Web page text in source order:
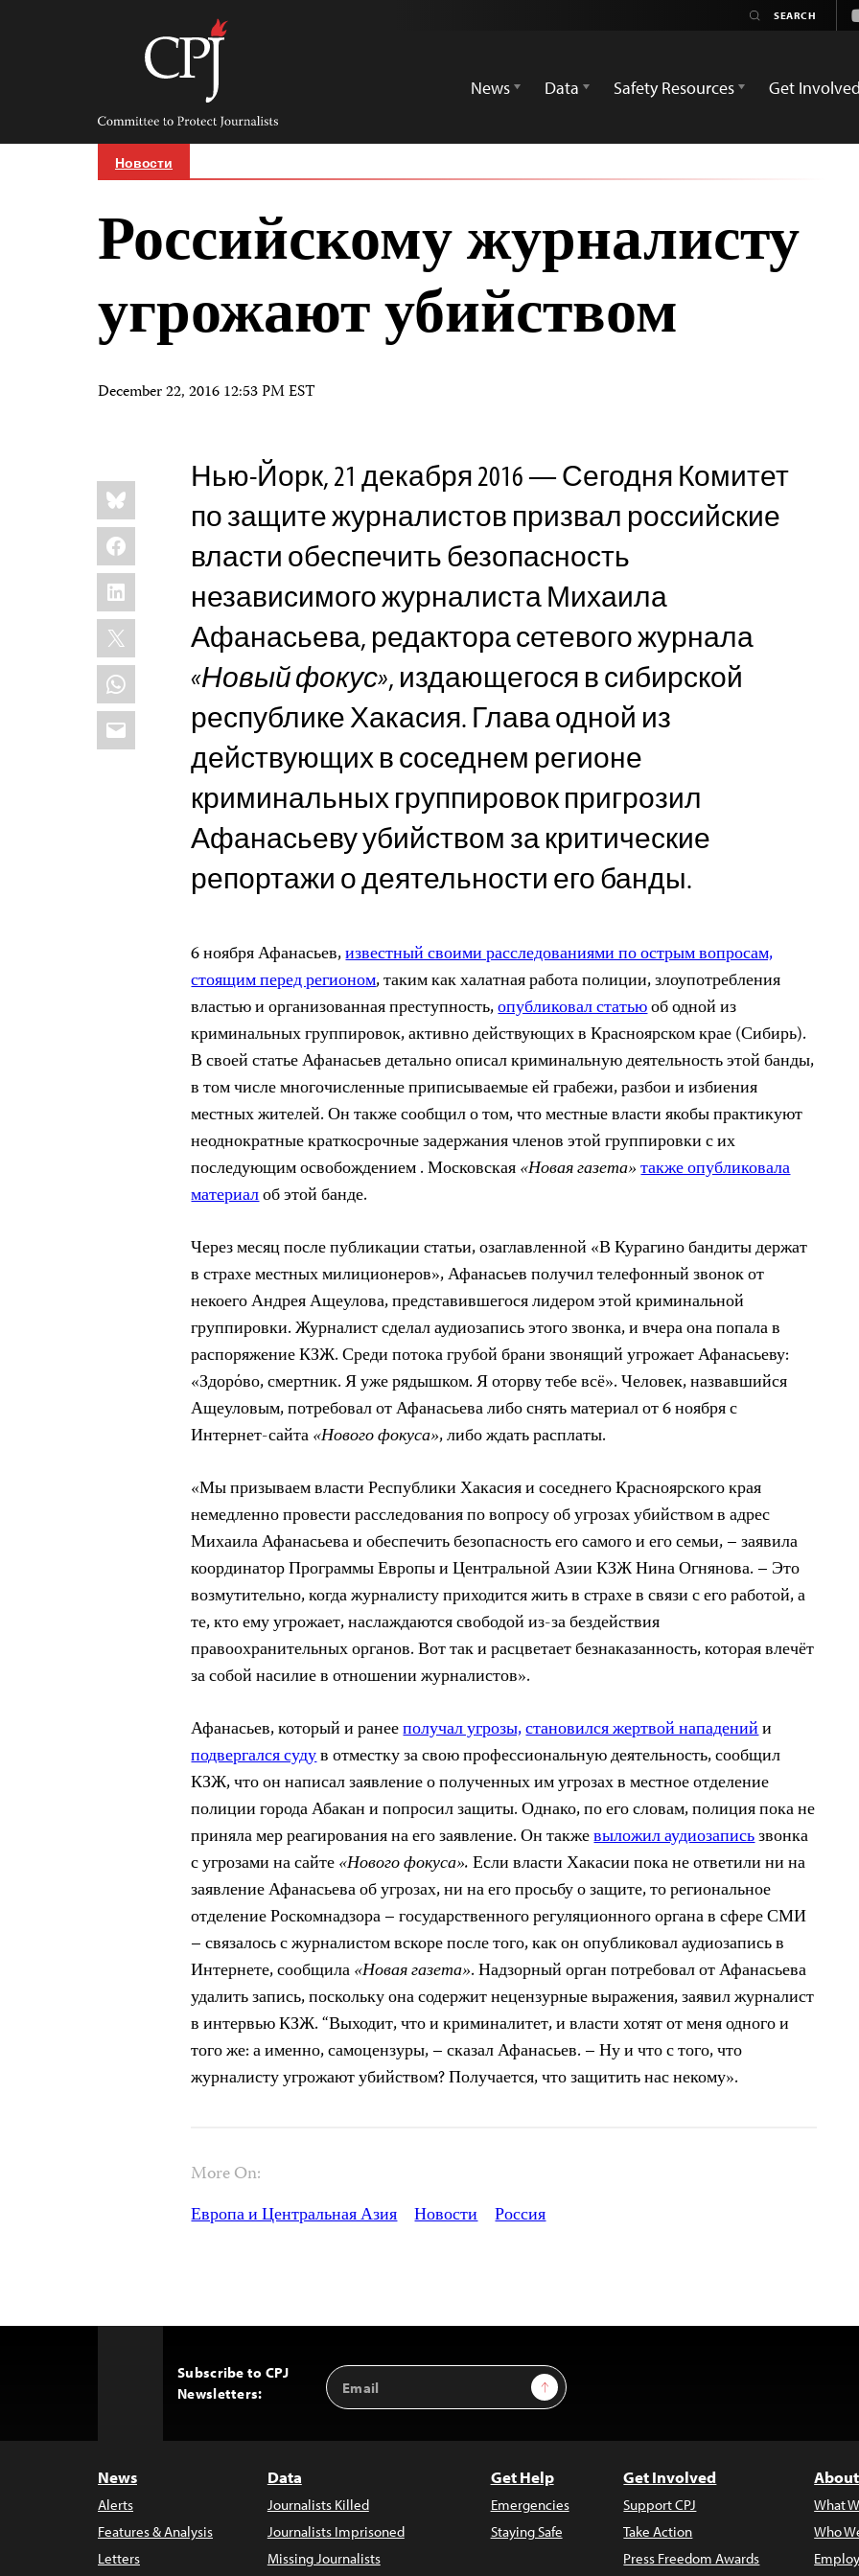
Committee
Protect
Journalists
News
Data Safety Resources Get Involved
Новости
Российскому журналисту
угрожают убийством
December 22, 2016 12:53 PM EST
Share
this:
Bluesky
Facebook
LinkedIn
X
WhatsApp
Email
Нью-Йорк, 21 декабря 2016 — Сегодня Комитет
по защите журналистов призвал российские
власти обеспечить безопасность
независимого журналиста Михаила
Афанасьева, редактора сетевого журнала
«Новый фокус», издающегося в сибирской
республике Хакасия. Глава одной из
действующих в соседнем регионе
криминальных группировок пригрозил
Афанасьеву убийством за критические
репортажи о деятельности его банды.
6 ноября Афанасьев,известный своими расследованиями по острым вопросам,
стоящим перед регионом, таким как халатная работа полиции, злоупотребления
властью и организованная преступность,опубликовал статьюоб одной из
криминальных группировок, активно действующих в Красноярском крае (Сибирь).
В своей статье Афанасьев детально описал криминальную деятельность этой банды,
в том числе многочисленные приписываемые ей грабежи, разбои и избиения
местных жителей. Он также сообщил о том, что местные власти якобы практикуют
неоднократные краткосрочные задержания членов этой группировки с их
последующим освобождением . Московская«Новая газета»также опубликовала
материалоб этой банде.
Через месяц после публикации статьи, озаглавленной «В Курагино бандиты держат
в страхе местных милиционеров», Афанасьев получил телефонный звонок от
некоего Андрея Ащеулова, представившегося лидером этой криминальной
группировки. Журналист сделал аудиозапись этого звонка, и вчера она попала в
распоряжение КЗЖ. Среди потока грубой брани звонящий угрожает Афанасьеву:
«Здорόво, смертник. Я уже рядышком. Я оторву тебе всё». Человек, назвавшийся
Ащеуловым, потребовал от Афанасьева либо снять материал от 6 ноября с
Интернет-сайта«Нового фокуса», либо ждать расплаты.
«Мы призываем власти Республики Хакасия и соседнего Красноярского края
немедленно провести расследования по вопросу об угрозах убийством в адрес
Михаила Афанасьева и обеспечить безопасность его самого и его семьи, – заявила
координатор Программы Европы и Центральной Азии КЗЖ Нина Огнянова. – Это
возмутительно, когда журналисту приходится жить в страхе в связи с его работой, а
те, кто ему угрожает, наслаждаются свободой из-за бездействия
правоохранительных органов. Вот так и расцветает безнаказанность, которая влечёт
за собой насилие в отношении журналистов».
Афанасьев, который и ранееполучал угрозы,становился жертвой нападенийи
подвергался судув отместку за свою профессиональную деятельность, сообщил
КЗЖ, что он написал заявление о полученных им угрозах в местное отделение
полиции города Абакан и попросил защиты. Однако, по его словам, полиция пока не
приняла мер реагирования на его заявление. Он такжевыложил аудиозаписьзвонка
с угрозами на сайте«Нового фокуса».Если власти Хакасии пока не ответили ни на
заявление Афанасьева об угрозах, ни на его просьбу о защите, то региональное
отделение Роскомнадзора – государственного регуляционного органа в сфере СМИ
– связалось с журналистом вскоре после того, как он опубликовал аудиозапись в
Интернете, сообщила«Новая газета». Надзорный орган потребовал от Афанасьева
удалить запись, поскольку она содержит нецензурные выражения, заявил журналист
в интервью КЗЖ. “Выходит, что и криминалитет, и власти хотят от меня одного и
того же: а именно, самоцензуры, – сказал Афанасьев. – Ну и что с того, что
журналисту угрожают убийством? Получается, что защитить нас некому».
More On:
Европа и Центральная Азия Новости Россия
Subscribe to CPJ
Newsletters:
Email
Address
Sign Up
News
Alerts
Features & Analysis
Letters
Data
Journalists Killed
Journalists Imprisoned
Missing Journalists
Get Help
Emergencies
Staying Safe
Get Involved
Support CPJ
Take Action
Press Freedom Awards
What
Who